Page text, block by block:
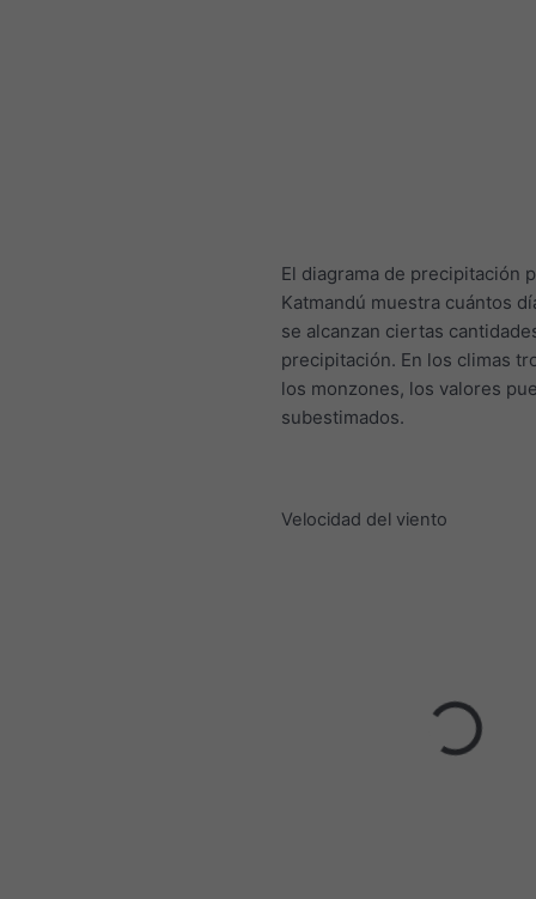
El diagrama de precipitación
Katmandú muestra cuántos
se alcanzan ciertas
precipitación. En los climas
los monzones, los valores
subestimados.
Velocidad del viento